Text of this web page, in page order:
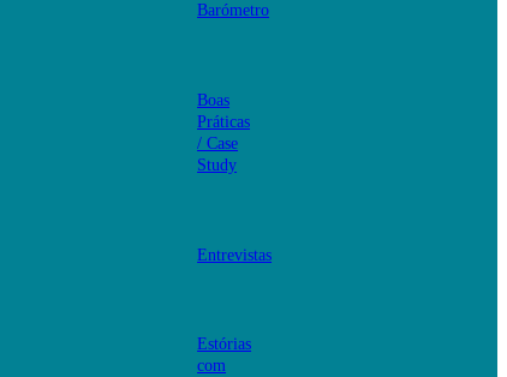
Barómetro
Boas
Práticas
/ Case
Study
Entrevistas
Estórias
com